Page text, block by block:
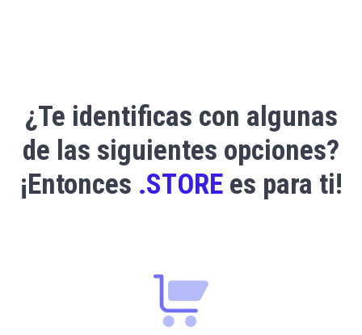
¿Te identificas con algunas
de las siguientes opciones?
¡Entonces .STOREes para ti!